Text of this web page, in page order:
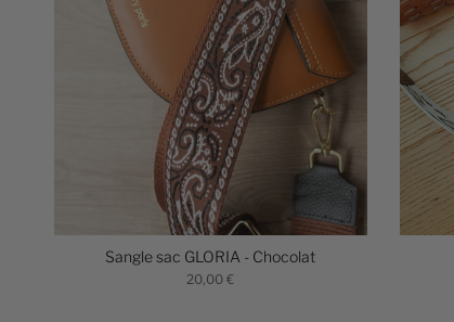
Sangle sac GLORIA - Chocolat
20,00 €